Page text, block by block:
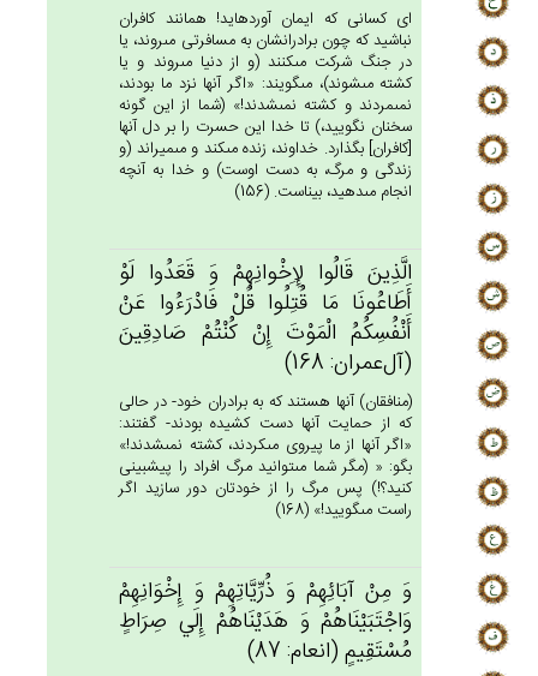
اى كسانى كه ايمان آورده‏ايد! همانند كافران
نباشيد كه چون برادرانشان به مسافرتى مى‏روند، يا
در جنگ شركت مى‏كنند (و از دنيا مى‏روند و يا
كشته مى‏شوند)، مى‏گويند: «اگر آنها نزد ما بودند،
نمى‏مردند و كشته نمى‏شدند!» (شما از اين گونه
سخنان نگوييد،) تا خدا اين حسرت را بر دل آنها
[كافران‏] بگذارد. خداوند، زنده مى‏كند و مى‏ميراند (و
زندگى و مرگ، به دست اوست) و خدا به آنچه
انجام مى‏دهيد، بيناست. (156)
الَّذِين‌َ قَالُوا لِإِخْوانِهِم‌ْ وَ قَعَدُوا لَوْ
أَطَاعُونَا مَا قُتِلُوا قُل‌ْ فَادْرَءُوا عَن‌ْ
أَنْفُسِكُم‌ُ الْمَوْت‌َ إِنْ‌ كُنْتُم‌ْ صَادِقِين‌َ
(آل‌عمران: 168)
(منافقان) آنها هستند كه به برادران خود- در حالى
كه از حمايت آنها دست كشيده بودند- گفتند:
«اگر آنها از ما پيروى مى‏كردند، كشته نمى‏شدند!»
بگو: « (مگر شما مى‏توانيد مرگ افراد را پيش‏بينى
كنيد؟!) پس مرگ را از خودتان دور سازيد اگر
راست مى‏گوييد!» (168)
وَ مِن‌ْ آبَائِهِم‌ْ وَ ذُرِّيَّاتِهِم‌ْ وَ إِخْوَانِهِم‌ْ
وَاجْتَبَيْنَاهُم‌ْ وَ هَدَيْنَاهُم‌ْ إِلَي‌ صِرَاط‌ٍ
مُسْتَقِيم‌ٍ (انعام: 87)